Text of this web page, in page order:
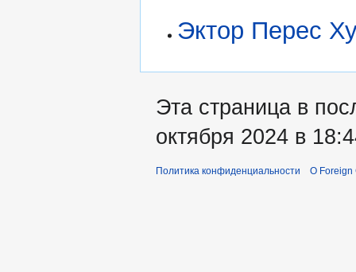
Эктор Перес
Эта страница в
октября 2024 в
Политика конфиденциальности О Foreign